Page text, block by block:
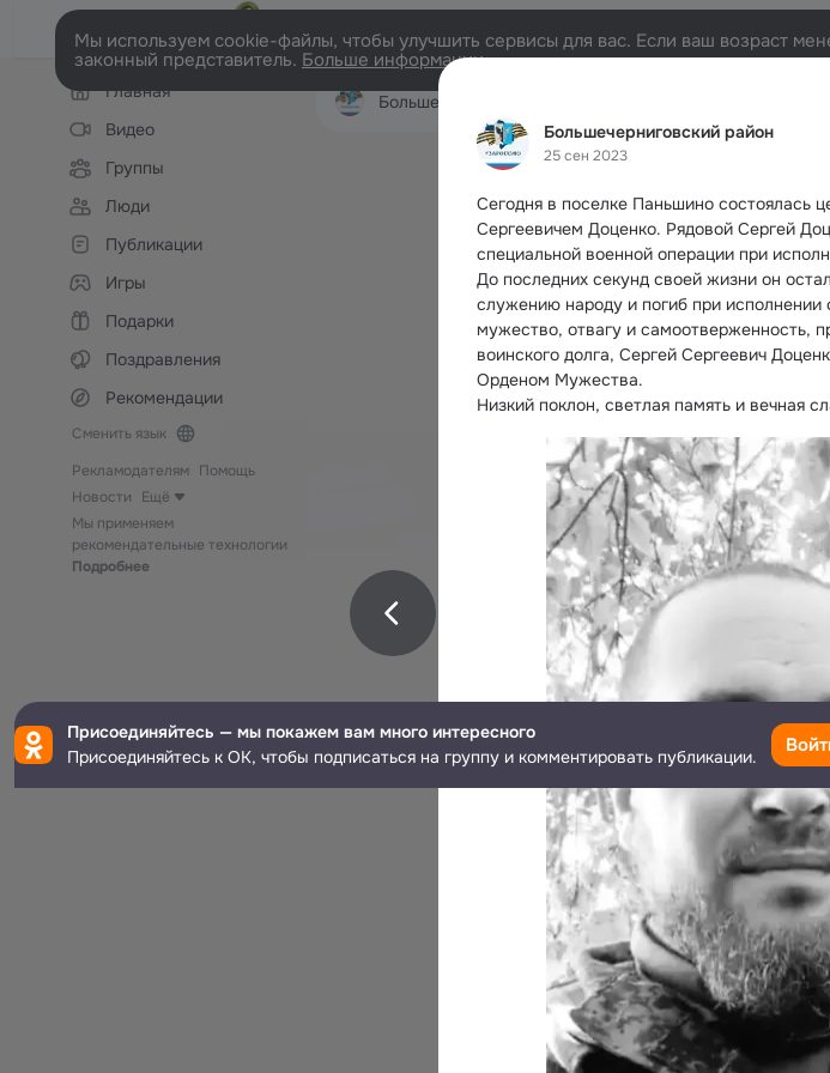
Большечерниговский район
25 сен 2023
Сегодня в поселке Паньшино состоялась
Сергеевичем Доценко. Рядовой Сергей
специальной военной операции при
До последних секунд своей жизни он
служению народу и погиб при исполнении
мужество, отвагу и самоотверженность,
воинского долга, Сергей Сергеевич
Орденом Мужества.
Низкий поклон, светлая память и вечная
Мы используем cookie-файлы, чтобы улучшить сервисы для вас. Если ваш возраст
законный представитель. Больше информации
Левая
колонкаГлавная
Видео
Группы
Люди
Публикации
Игры
Подарки
Поздравления
Рекомендации
Сменить язык
Рекламодателям Помощь
Новости
Ещё
Мы применяем
рекомендательные технологии
Подробнее
Большечерниговский район
Присоединяйтесь — мы покажем вам много интересного
Присоединяйтесь к ОК, чтобы подписаться на группу и комментировать публикации.